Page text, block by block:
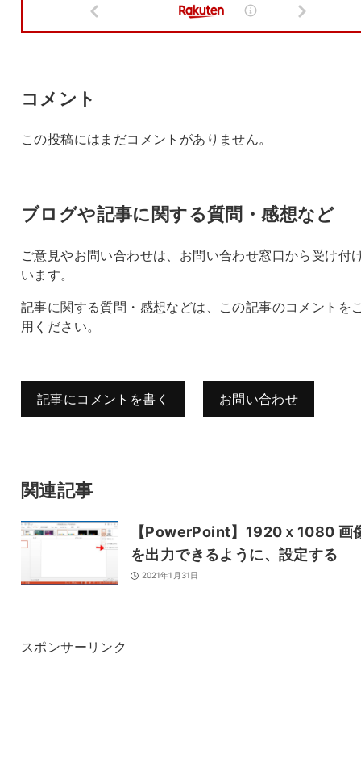
コメント
この投稿にはまだコメントがありません。
ブログや記事に関する質問・感想など
ご意見やお問い合わせは、お問い合わせ窓口から受け付
います。
記事に関する質問・感想などは、この記事のコメントを
用ください。
記事にコメントを書く お問い合わせ
また、コメント欄には、必ず日本語を含めてください（スパム対策）。
関連記事
【PowerPoint】1920ｘ1080 画
を出力できるように、設定する
2021年1月31日
スポンサーリンク